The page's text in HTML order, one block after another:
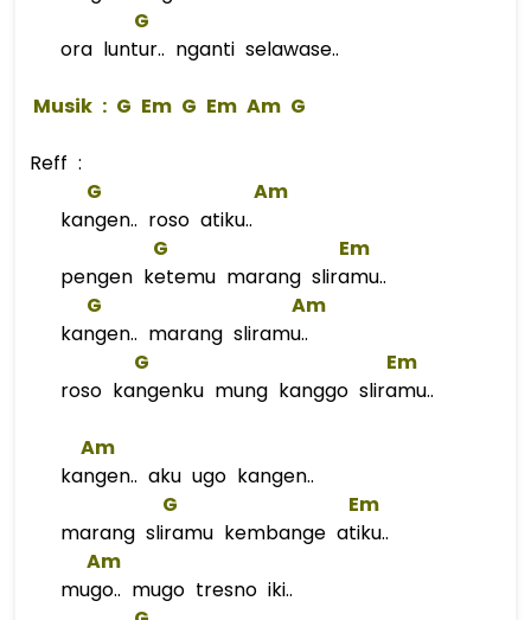
G
ora luntur.. nganti selawase..
Musik : G Em G Em Am G
Reff :
G
Am
kangen.. roso atiku..
G
Em
pengen ketemu marang sliramu..
G
Am
kangen.. marang sliramu..
G
Em
roso kangenku mung kanggo sliramu..
Am
kangen.. aku ugo kangen..
G
Em
marang sliramu kembange atiku..
Am
mugo.. mugo tresno iki..